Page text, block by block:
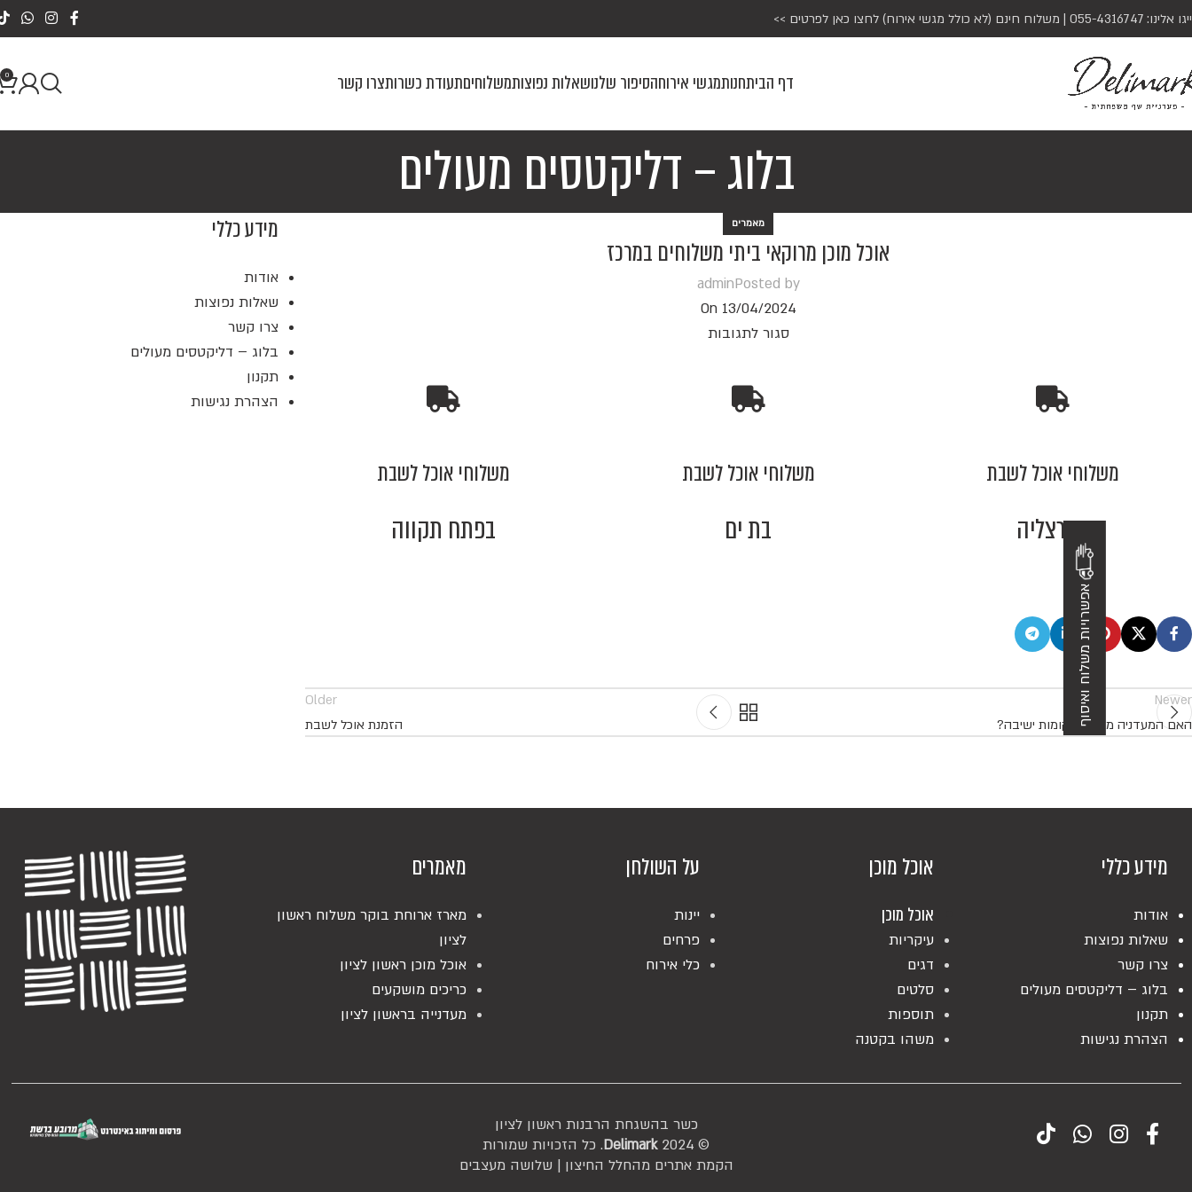
אלינו: 055-4316747 | משלוח חינם (לא כולל מגשי אירוח) לחצו כאן לפרטים >>
דף הביתחנותמגשי אירוחהסיפור שלנושאלות נפוצותמשלוחיםתעודת כשרותצרו קשר 0
בלוג – דליקטסים מעולים
מאמרים
אוכל מוכן מרוקאי ביתי משלוחים במרכז
Posted by
admin
On 13/04/2024
סגור לתגובות
משלוחי אוכל לשבת
בפתח תקווה
משלוחי אוכל לשבת
בת ים
משלוחי אוכל לשבת
בהרצליה
Newer
האם המעדניה מציעה מקומות ישיבה?
Older
הזמנת אוכל לשבת
מידע כללי
אודות
שאלות נפוצות
צרו קשר
בלוג – דליקטסים מעולים
תקנון
הצהרת נגישות
מאמרים
מארז ארוחת בוקר משלוח ראשון
לציון
אוכל מוכן ראשון לציון
כריכים מושקעים
מעדנייה בראשון לציון
על השולחן
יינות
פרחים
כלי אירוח
אוכל מוכן
אוכל מוכן
עיקריות
דגים
סלטים
תוספות
משהו בקטנה
מידע כללי
אודות
שאלות נפוצות
צרו קשר
בלוג – דליקטסים מעולים
תקנון
הצהרת נגישות
כשר בהשגחת הרבנות ראשון לציון
© 2024
Delimark. כל הזכויות שמורות
הקמת אתרים מהחלל החיצון | שלושה מעצבים
אפשרויות משלוח ואיסוף